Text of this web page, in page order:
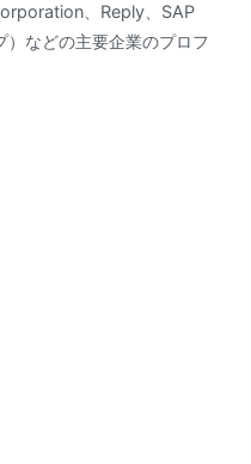
、Reply、SAP
などの主要企業のプロフ